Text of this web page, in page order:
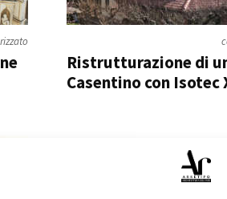
Ristrutturazione di
Casentino con Isotec